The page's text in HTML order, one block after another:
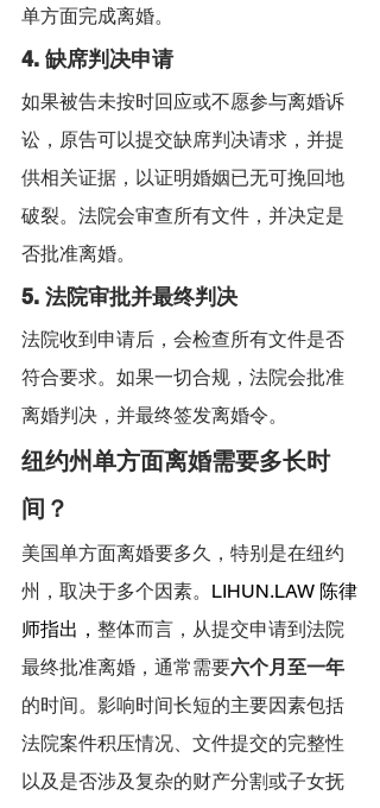
单方面完成离婚。
4. 缺席判决申请
如果被告未按时回应或不愿参与离婚诉
讼，原告可以提交缺席判决请求，并提
供相关证据，以证明婚姻已无可挽回地
破裂。法院会审查所有文件，并决定是
否批准离婚。
5. 法院审批并最终判决
法院收到申请后，会检查所有文件是否
符合要求。如果一切合规，法院会批准
离婚判决，并最终签发离婚令。
纽约州单方面离婚需要多长时
间？
美国单方面离婚要多久，特别是在纽约
州，取决于多个因素。 LIHUN.LAW 陈律
师指出， 整体而言，从提交申请到法院
最终批准离婚，通常需要六个月至一年
的时间。影响时间长短的主要因素包括
法院案件积压情况、文件提交的完整性
以及是否涉及复杂的财产分割或子女抚